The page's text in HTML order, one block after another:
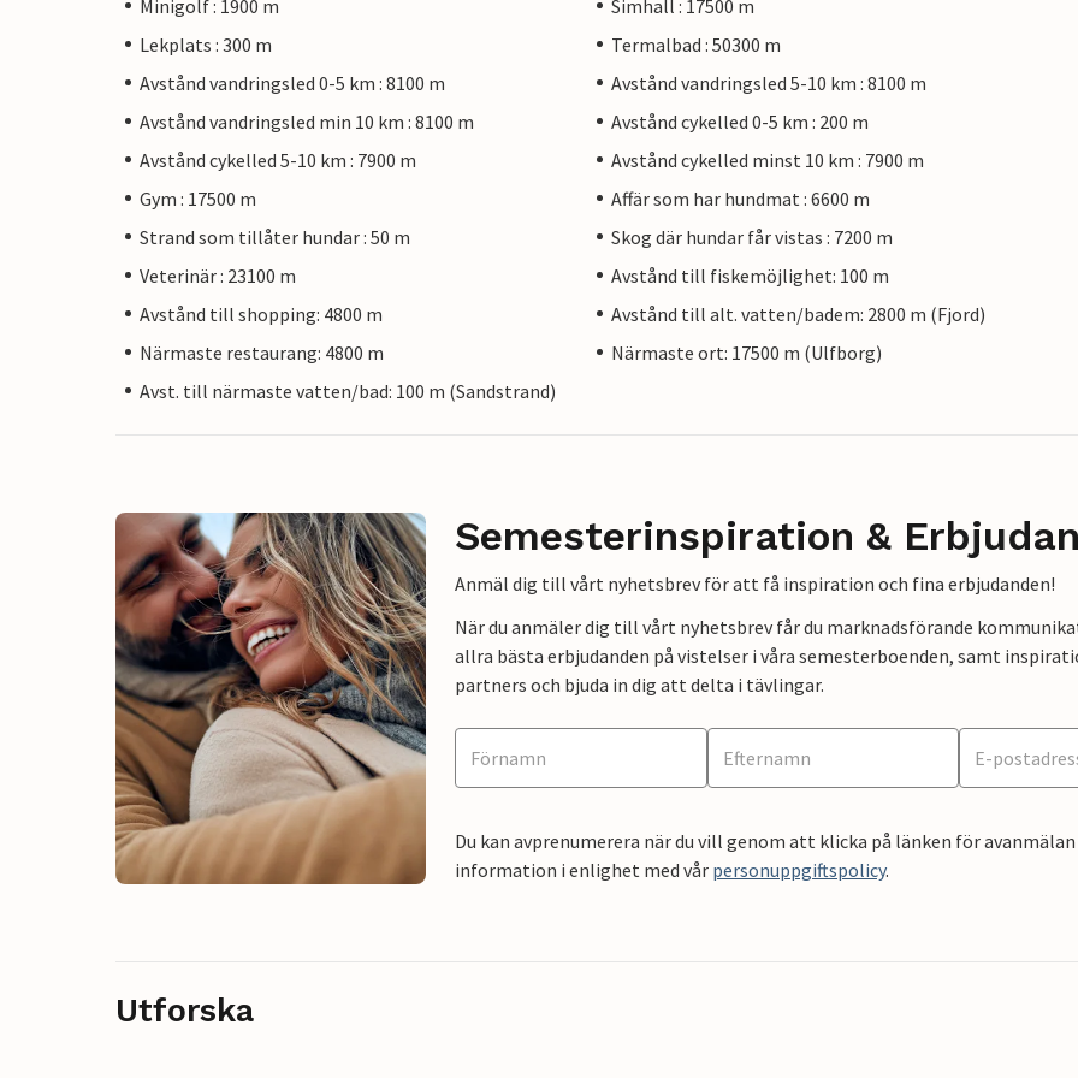
Minigolf : 1900 m
Simhall : 17500 m
Lekplats : 300 m
Termalbad : 50300 m
Avstånd vandringsled 0-5 km : 8100 m
Avstånd vandringsled 5-10 km : 8100 m
Avstånd vandringsled min 10 km : 8100 m
Avstånd cykelled 0-5 km : 200 m
Avstånd cykelled 5-10 km : 7900 m
Avstånd cykelled minst 10 km : 7900 m
Gym : 17500 m
Affär som har hundmat : 6600 m
Strand som tillåter hundar : 50 m
Skog där hundar får vistas : 7200 m
Veterinär : 23100 m
Avstånd till fiskemöjlighet: 100 m
Avstånd till shopping: 4800 m
Avstånd till alt. vatten/badem: 2800 m (Fjord)
Närmaste restaurang: 4800 m
Närmaste ort: 17500 m (Ulfborg)
Avst. till närmaste vatten/bad: 100 m (Sandstrand)
Semesterinspiration &
Anmäl dig till vårt nyhetsbrev för att få inspiration och fina erbjudanden!
När du anmäler dig till vårt nyhetsbrev får du marknadsförande
allra bästa erbjudanden på vistelser i våra semesterboenden, samt
partners och bjuda in dig att delta i tävlingar.
Du kan avprenumerera när du vill genom att klicka på länken för
information i enlighet med vår personuppgiftspolicy.
Utforska